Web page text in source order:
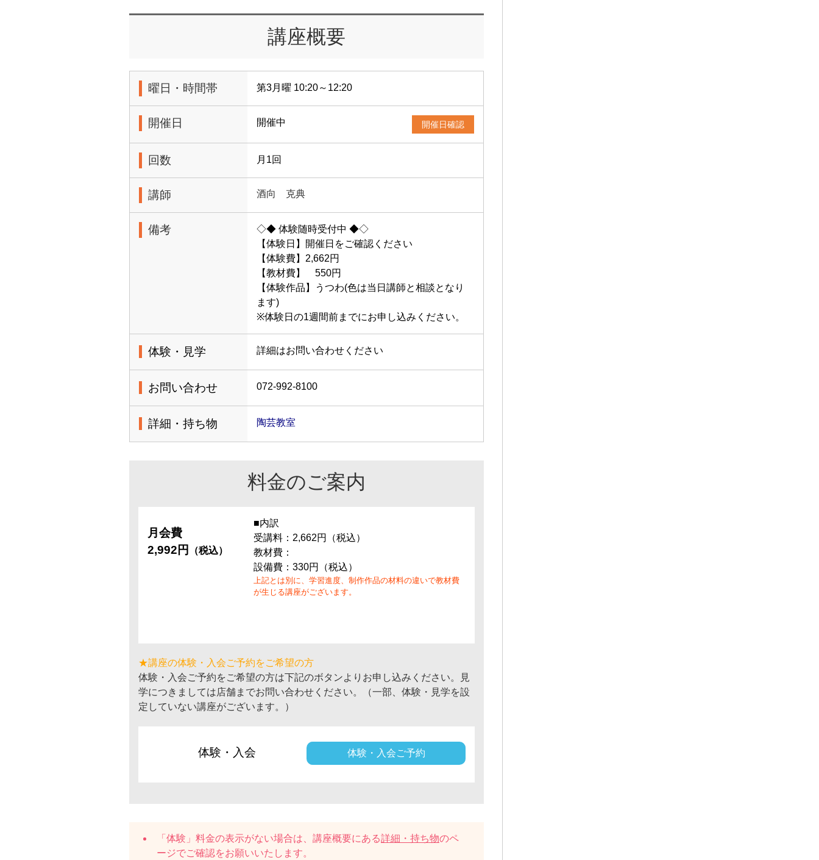
講座概要
曜日・時間帯 第3月曜 10:20～12:20
開催日 開催中 開催日確認
回数 月1回
講師 酒向 克典
備考
◇◆ 体験随時受付中 ◆◇
【体験日】開催日をご確認ください
【体験費】2,662円
【教材費】 550円
【体験作品】うつわ(色は当日講師と相談となり
ます)
※体験日の1週間前までにお申し込みください。
体験・見学 詳細はお問い合わせください
お問い合わせ 072-992-8100
詳細・持ち物 陶芸教室
料金のご案内
月会費
2,992円
（税込）
■内訳
受講料：2,662円（税込）
教材費：
設備費：330円（税込）
上記とは別に、学習進度、制作作品の材料の違いで教材費
が生じる講座がございます。
★講座の体験・入会ご予約をご希望の方
体験・入会ご予約をご希望の方は下記のボタンよりお申し込みください。見
学につきましては店舗までお問い合わせください。（一部、体験・見学を設
定していない講座がございます。）
体験・入会 体験・入会ご予約
「体験」料金の表示がない場合は、講座概要にある詳細・持ち物のペ
ージでご確認をお願いいたします。